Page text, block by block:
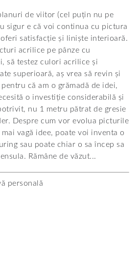
de viitor (cel puțin nu pe
sigur e că voi continua cu pictura
satisfacție și liniște interioară.
acrilice pe pânze cu
să testez culori acrilice și
superioară, aș vrea să revin și
că am o grămadă de idei,
o investiție considerabilă și
nu 1 metru pătrat de gresie
Despre cum vor evolua picturile
vagă idee, poate voi inventa o
sau poate chiar o sa încep sa
Rămâne de văzut...
personală